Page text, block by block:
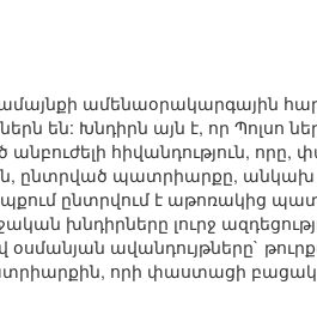
ամենաօրակարգային
են: Խնդիրն այն է, որ Պոլսո
հիվանդություն, որը,
ընտրված պատրիարքը,
ընտրվում է աթոռակից
խնդիրները լուրջ
օսմանյան ավանդույթները`
որի փաստացի